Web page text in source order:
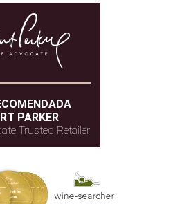
PARKER
Trusted Retailer